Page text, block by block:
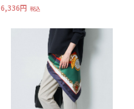
6,336円 税込